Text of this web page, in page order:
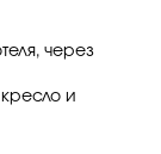
через
кресло и